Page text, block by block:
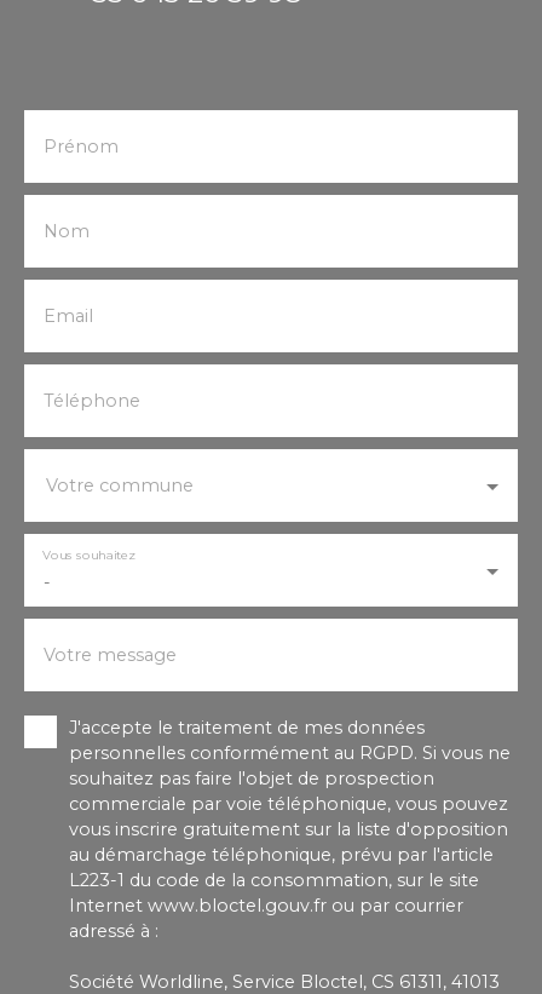
Prénom
Nom
Email
Téléphone
Votre commune
-
Vous souhaitez
Votre message
J'accepte le traitement de mes données
personnelles conformément au RGPD. Si vous ne
souhaitez pas faire l'objet de prospection
commerciale par voie téléphonique, vous pouvez
vous inscrire gratuitement sur la liste d'opposition
au démarchage téléphonique, prévu par l'article
L223-1 du code de la consommation, sur le site
Internet www.bloctel.gouv.fr ou par courrier
adressé à :
Société Worldline, Service Bloctel, CS 61311, 41013